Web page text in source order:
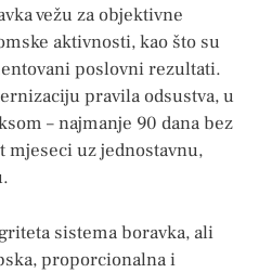
vežu za objektivne
aktivnosti, kao što su
poslovni rezultati.
pravila odsustva, u
– najmanje 90 dana bez
mjeseci uz jednostavnu,
sistema boravka, ali
proporcionalna i